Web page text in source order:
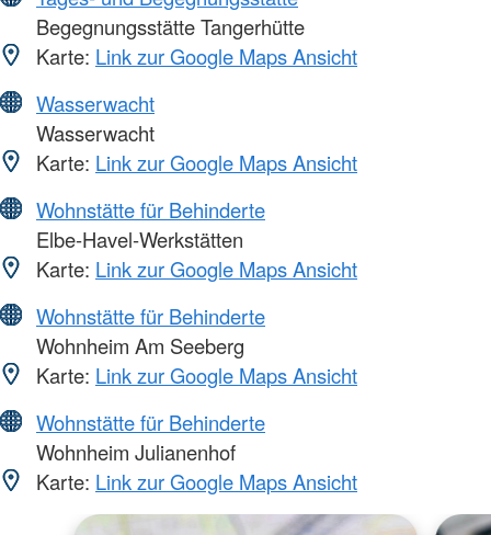
Begegnungsstätte Tangerhütte
Karte: Link zur Google Maps Ansicht
Wasserwacht
Wasserwacht
Karte: Link zur Google Maps Ansicht
Wohnstätte für Behinderte
Elbe-Havel-Werkstätten
Karte: Link zur Google Maps Ansicht
Wohnstätte für Behinderte
Wohnheim Am Seeberg
Karte: Link zur Google Maps Ansicht
Wohnstätte für Behinderte
Wohnheim Julianenhof
Karte: Link zur Google Maps Ansicht